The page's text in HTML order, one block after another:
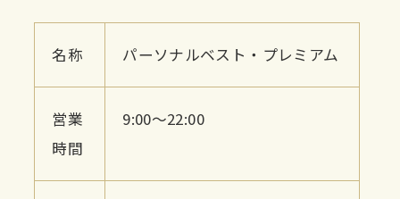
名称 パーソナルベスト・プレミアム
営業
時間
9:00〜22:00